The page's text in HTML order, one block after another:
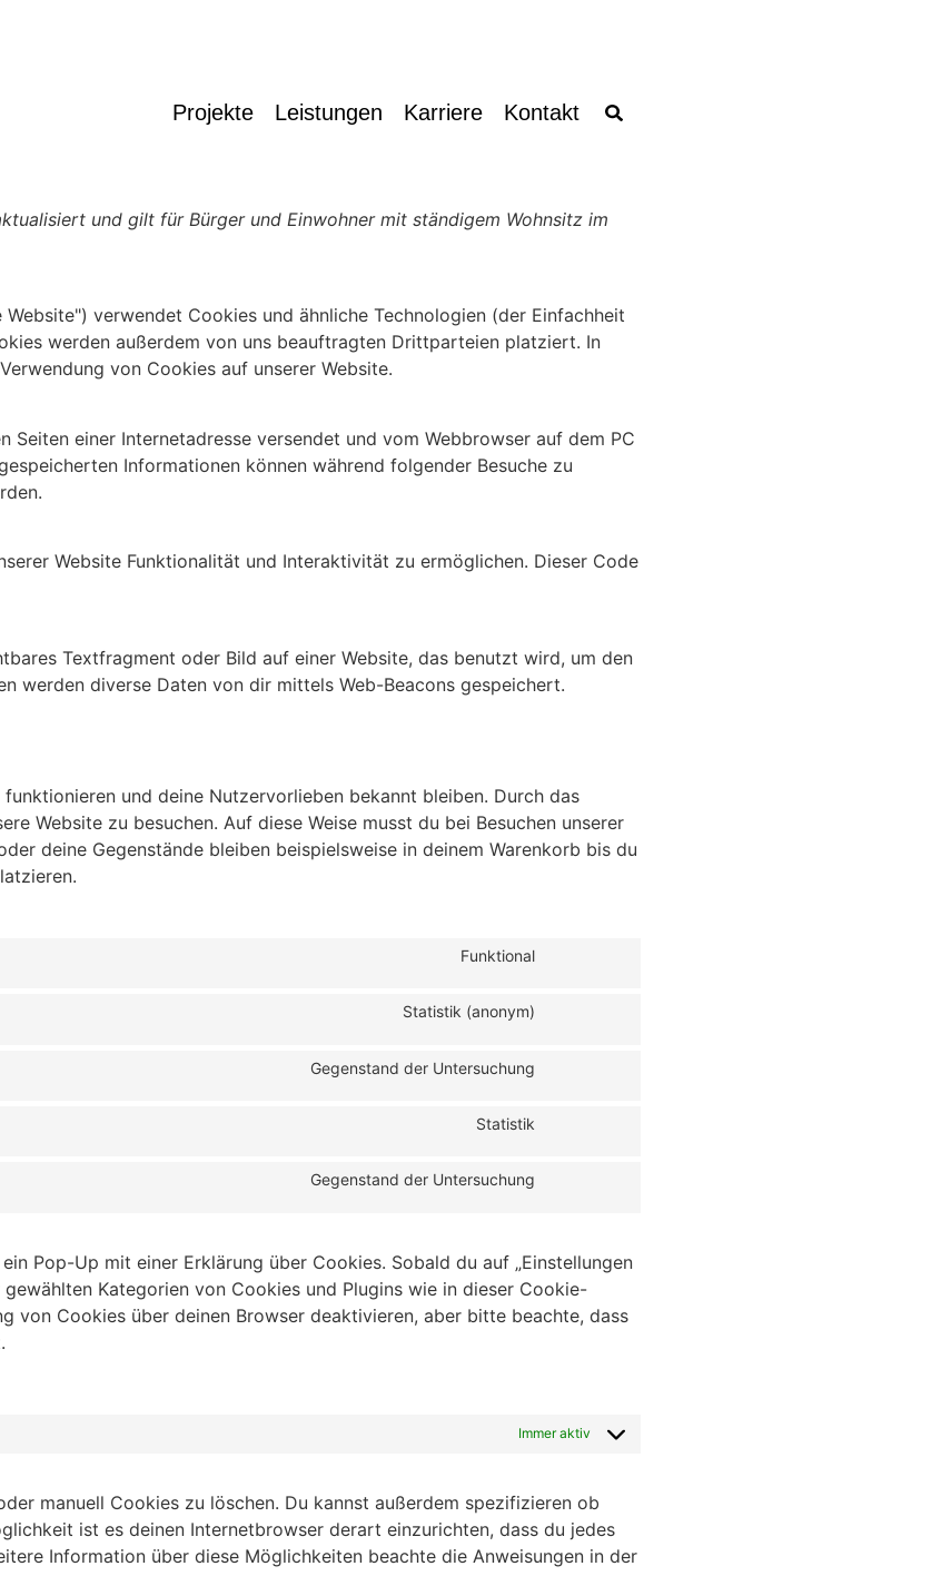
Projekte Leistungen Karriere Kontakt
und gilt für Bürger und Einwohner mit ständigem Wohnsitz im
Website") verwendet Cookies und ähnliche Technologien (der Einfachheit
werden außerdem von uns beauftragten Drittparteien platziert. In
von Cookies auf unserer Website.
einer Internetadresse versendet und vom Webbrowser auf dem PC
Informationen können während folgender Besuche zu
Website Funktionalität und Interaktivität zu ermöglichen. Dieser Code
Textfragment oder Bild auf einer Website, das benutzt wird, um den
werden diverse Daten von dir mittels Web-Beacons gespeichert.
und deine Nutzervorlieben bekannt bleiben. Durch das
Website zu besuchen. Auf diese Weise musst du bei Besuchen unserer
deine Gegenstände bleiben beispielsweise in deinem Warenkorb bis du
Funktional
Statistik (anonym)
Gegenstand der Untersuchung
Statistik
Gegenstand der Untersuchung
Pop-Up mit einer Erklärung über Cookies. Sobald du auf „Einstellungen
Kategorien von Cookies und Plugins wie in dieser Cookie-
von Cookies über deinen Browser deaktivieren, aber bitte beachte, dass
Immer aktiv
manuell Cookies zu löschen. Du kannst außerdem spezifizieren ob
ist es deinen Internetbrowser derart einzurichten, dass du jedes
Information über diese Möglichkeiten beachte die Anweisungen in der